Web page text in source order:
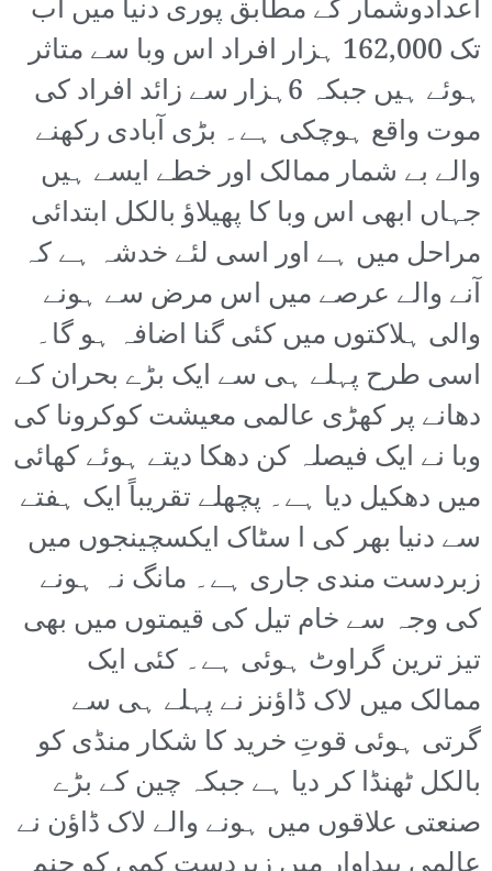
اعدادوشمار کے مطابق پوری دنیا میں اب
تک 162,000 ہزار افراد اس وبا سے متاثر
ہوئے ہیں جبکہ 6ہزار سے زائد افراد کی
موت واقع ہوچکی ہے۔ بڑی آبادی رکھنے
والے بے شمار ممالک اور خطے ایسے ہیں
جہاں ابھی اس وبا کا پھیلاؤ بالکل ابتدائی
مراحل میں ہے اور اسی لئے خدشہ ہے کہ
آنے والے عرصے میں اس مرض سے ہونے
والی ہلاکتوں میں کئی گنا اضافہ ہو گا۔
اسی طرح پہلے ہی سے ایک بڑے بحران کے
دھانے پر کھڑی عالمی معیشت کوکرونا کی
وبا نے ایک فیصلہ کن دھکا دیتے ہوئے کھائی
میں دھکیل دیا ہے۔ پچھلے تقریباً ایک ہفتے
سے دنیا بھر کی ا سٹاک ایکسچینجوں میں
زبردست مندی جاری ہے۔ مانگ نہ ہونے
کی وجہ سے خام تیل کی قیمتوں میں بھی
تیز ترین گراوٹ ہوئی ہے۔ کئی ایک
ممالک میں لاک ڈاؤنز نے پہلے ہی سے
گرتی ہوئی قوتِ خرید کا شکار منڈی کو
بالکل ٹھنڈا کر دیا ہے جبکہ چین کے بڑے
صنعتی علاقوں میں ہونے والے لاک ڈاؤن نے